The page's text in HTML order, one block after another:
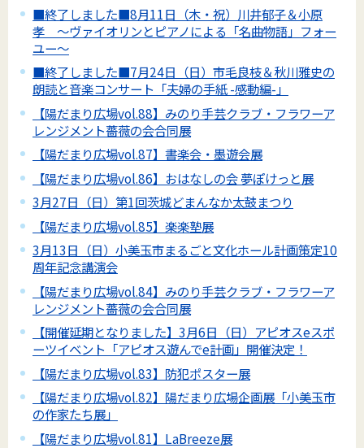
■終了しました■8月11日（木・祝）川井郁子＆小原
孝 ～ヴァイオリンとピアノによる「名曲物語」フォー
ユー～
■終了しました■7月24日（日）市毛良枝＆秋川雅史の
朗読と音楽コンサート「夫婦の手紙 -感動編-」
【陽だまり広場vol.88】みのり手芸クラブ・フラワーア
レンジメント薔薇の会合同展
【陽だまり広場vol.87】書楽会・墨遊会展
【陽だまり広場vol.86】おはなしの会 夢ぽけっと展
3月27日（日）第1回茨城どまんなか太鼓まつり
【陽だまり広場vol.85】楽楽塾展
3月13日（日）小美玉市まるごと文化ホール計画策定10
周年記念講演会
【陽だまり広場vol.84】みのり手芸クラブ・フラワーア
レンジメント薔薇の会合同展
【開催延期となりました】3月6日（日）アピオスeスポ
ーツイベント「アピオス遊んでe計画」開催決定！
【陽だまり広場vol.83】防犯ポスター展
【陽だまり広場vol.82】陽だまり広場企画展「小美玉市
の作家たち展」
【陽だまり広場vol.81】LaBreeze展